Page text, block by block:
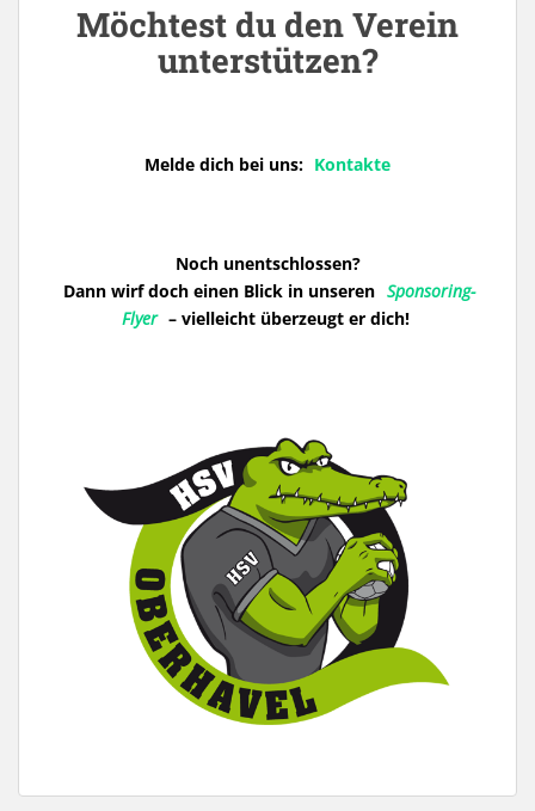
Möchtest du den Verein
unterstützen?
Melde dich bei uns: Kontakte
Noch unentschlossen?
Dann wirf doch einen Blick in unseren Sponsoring-
Flyer – vielleicht überzeugt er dich!